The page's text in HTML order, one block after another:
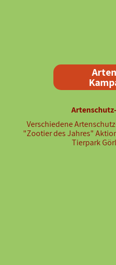
Verschiedene
"Zootier des Jahres"
Tierpark